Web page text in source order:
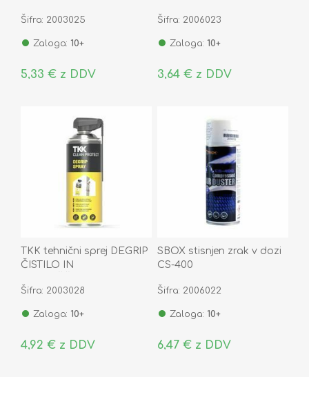
Šifra: 2003025
Zaloga: 10+
5,33 € z DDV
Šifra: 2006023
Zaloga: 10+
3,64 € z DDV
TKK tehnični sprej DEGRIP
ČISTILO IN
PROTECT 400ML
Šifra: 2003028
Zaloga: 10+
4,92 € z DDV
SBOX stisnjen zrak v dozi
CS-400
Šifra: 2006022
Zaloga: 10+
6,47 € z DDV